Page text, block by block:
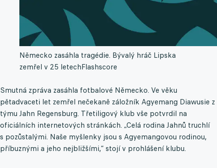
Německo zasáhla tragédie. Bývalý hráč Lipska
zemřel v 25 letechFlashscore
Smutná zpráva zasáhla fotbalové Německo. Ve věku
pětadvaceti let zemřel nečekaně záložník Agyemang Diawusie z
týmu Jahn Regensburg. Třetiligový klub vše potvrdil na
oficiálních internetových stránkách. „Celá rodina Jahnů truchlí
s pozůstalými. Naše myšlenky jsou s Agyemangovou rodinou,
příbuznými a jeho nejbližšími,“ stojí v prohlášení klubu.